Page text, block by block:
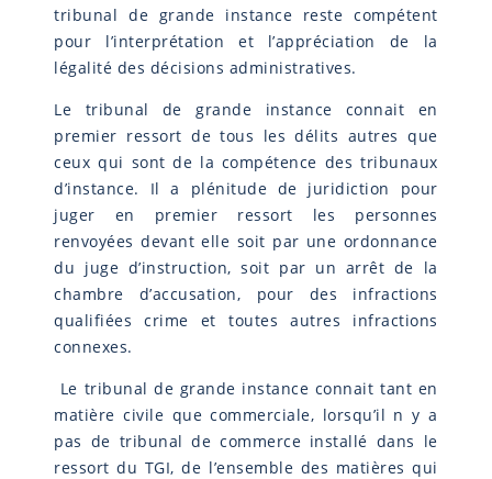
tribunal de grande instance reste compétent
pour l’interprétation et l’appréciation de la
légalité des décisions administratives.
Le tribunal de grande instance connait en
premier ressort de tous les délits autres que
ceux qui sont de la compétence des tribunaux
d’instance. Il a plénitude de juridiction pour
juger en premier ressort les personnes
renvoyées devant elle soit par une ordonnance
du juge d’instruction, soit par un arrêt de la
chambre d’accusation, pour des infractions
qualifiées crime et toutes autres infractions
connexes.
Le tribunal de grande instance connait tant en
matière civile que commerciale, lorsqu’il n y a
pas de tribunal de commerce installé dans le
ressort du TGI, de l’ensemble des matières qui